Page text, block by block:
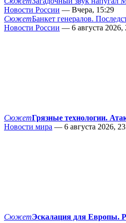
Новости России — Вчера, 15:29
СюжетБанкет генералов.
Новости России — 6 августа 2026,
СюжетГрязные технологии.
Новости мира — 6 августа 2026,
СюжетЭскалация для Европы.